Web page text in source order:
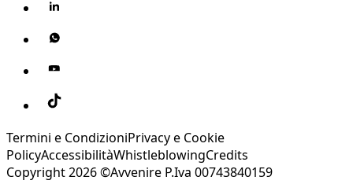
Termini e CondizioniPrivacy e Cookie
PolicyAccessibilitàWhistleblowingCredits
Copyright 2026 ©Avvenire P.Iva 00743840159